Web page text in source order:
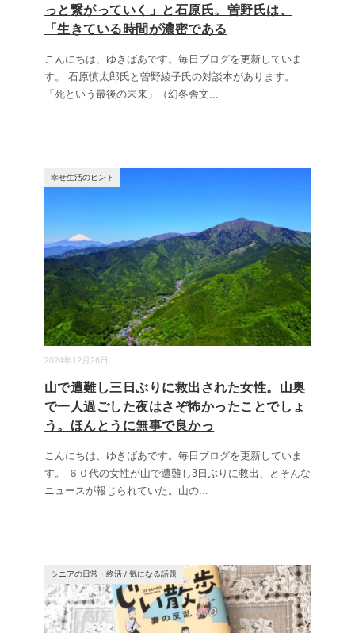
っと繋がっていく」と石原氏。曽野氏は、
「生きている時間が濃密である
こんにちは、ゆきばあです。毎日ブログを更新していま
す。 石原慎太郎氏と曽野綾子氏の対談本があります。
「死という最後の未来」（幻冬舎文...
2024年12月26日
幸せ生活のヒント
山で遭難し三日ぶりに救出された女性。山奥
で一人過ごした夜はさぞ怖かったことでしょ
う。ほんとうに無事で良かっ
こんにちは、ゆきばあです。毎日ブログを更新していま
す。 ６０代の女性が山で遭難し3日ぶりに救出、とそんな
ニュースが報じられていた。山の...
シニアの日常・終活 / 気になる話題